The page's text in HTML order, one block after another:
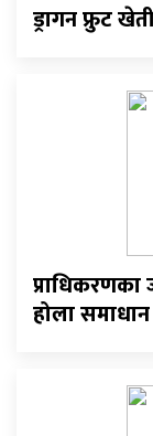
ड्रागन फ्रुट
प्राधिकरणका
होला